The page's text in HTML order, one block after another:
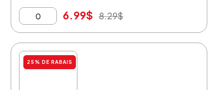
6.99$ 8.29$
25% DE RABAIS